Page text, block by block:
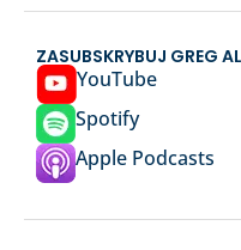
ZASUBSKRYBUJ GREG
YouTube
Spotify
Apple Podcasts